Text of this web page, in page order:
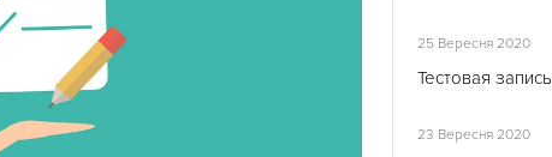
25 Вересня 2020
Тестовая запись
23 Вересня 2020